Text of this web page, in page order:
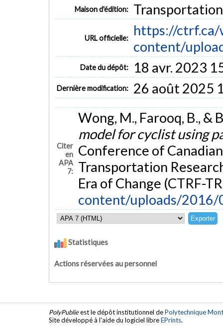
Maison d'édition:
URL officielle:
https://ctrf.ca/
content/
Date du dépôt: 18 avr. 2023
Dernière modification: 26 août 2025
Citer
en
APA
7:
Wong, M., Farooq, B., &
model for cyclist using
Conference of
Transportation
Era of Change (CTRF-
content/uploads/2016/
Statistiques
Actions réservées au personnel
PolyPublieest le dépôt institutionnel dePolytechnique
Site développé à l'aide du logiciel libreEPrints.